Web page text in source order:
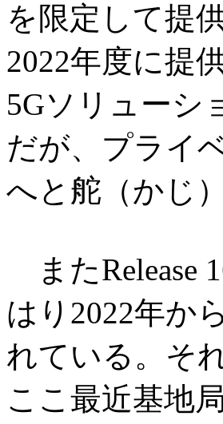
を限定して提
2022年度に提
5Gソリューシ
だが、プライ
へと舵（かじ
またRelease
はり2022年か
れている。そ
ここ最近基地